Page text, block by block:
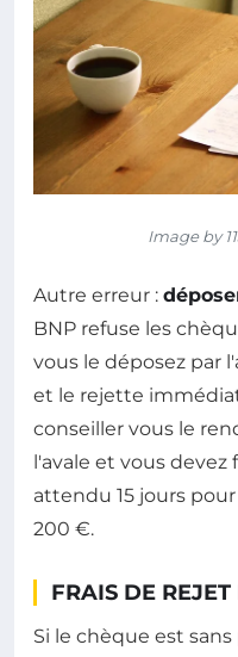
Image by
Autre erreur :
BNP refuse les
vous le déposez par
et le rejette
conseiller vous le
l'avale et vous
attendu 15 jours
200 €.
FRAIS DE
Si le chèque est